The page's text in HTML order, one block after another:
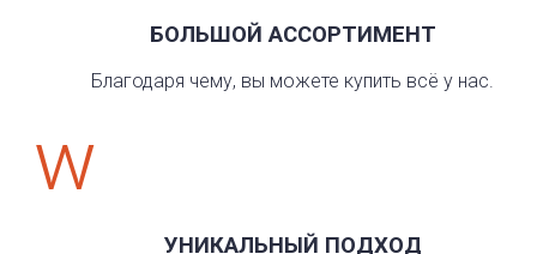
БОЛЬШОЙ АССОРТИМЕНТ
Благодаря чему, вы можете купить всё у нас.
w
УНИКАЛЬНЫЙ ПОДХОД